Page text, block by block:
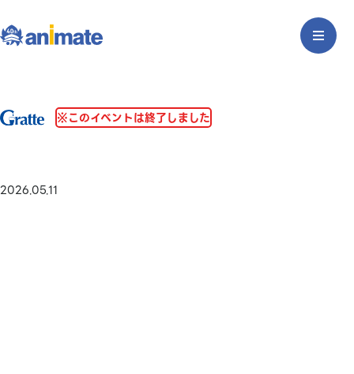
※このイベントは終了しました
2026.05.11